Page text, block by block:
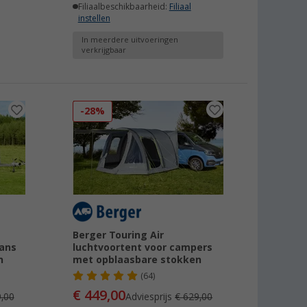
Filiaalbeschikbaarheid: Filiaal
instellen
In meerdere uitvoeringen
verkrijgbaar
-28%
Berger Touring Air
luchtvoortent voor campers
met opblaasbare stokken
(64)
€ 449,00Adviesprijs€ 629,00